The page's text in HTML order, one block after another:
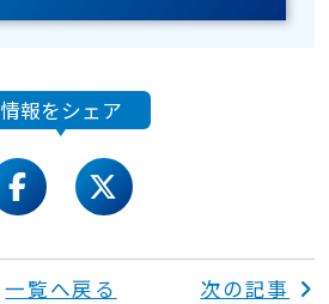
情報をシェア
facebooktwitter
一覧へ戻る 次の記事